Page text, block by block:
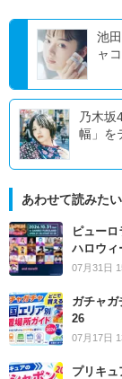
池
ャ
乃木坂
幅」を
あわせて読みた
ピュー
ハロウィ
07月31日
ガチャ
26
07月17日
プリキュ